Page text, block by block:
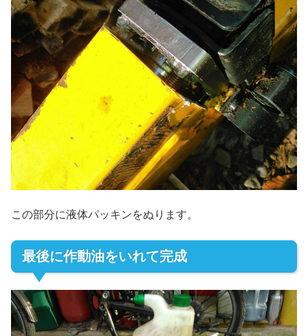
この部分に液体パッキンをぬります。
最後に作動油をいれて完成